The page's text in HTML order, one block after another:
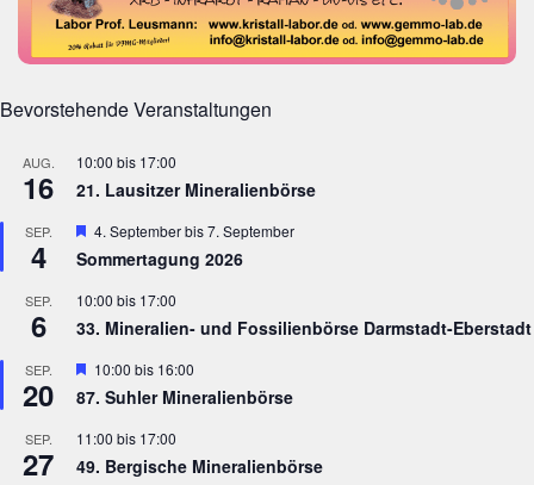
Bevorstehende Veranstaltungen
AUG.
16
10:00 bis 17:00
21. Lausitzer Mineralienbörse
SEP.
4
Hervorgehoben
4. Septemberbis7. September
Sommertagung 2026
SEP.
6
10:00 bis 17:00
33. Mineralien- und Fossilienbörse Darmstadt-Eberstadt
SEP.
20
Hervorgehoben
10:00 bis 16:00
87. Suhler Mineralienbörse
SEP.
27
11:00 bis 17:00
49. Bergische Mineralienbörse